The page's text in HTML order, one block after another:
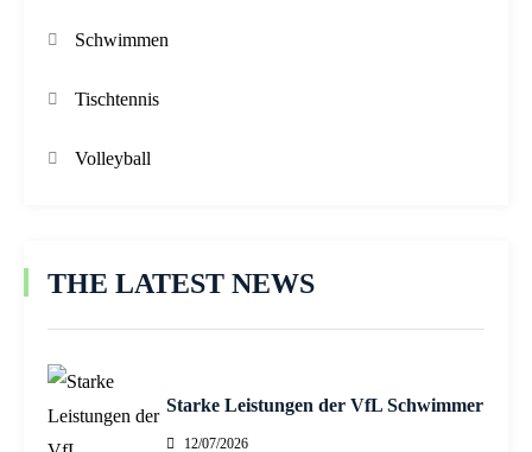
Schwimmen
Tischtennis
Volleyball
THE LATEST NEWS
Starke Leistungen der VfL Schwimmer
12/07/2026